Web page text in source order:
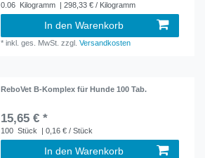
0.06 Kilogramm | 298,33 € / Kilogramm
In den Warenkorb
*inkl. ges. MwSt. zzgl.Versandkosten
ReboVet B-Komplex für Hunde 100 Tab.
15,65 € *
100 Stück | 0,16 € / Stück
In den Warenkorb